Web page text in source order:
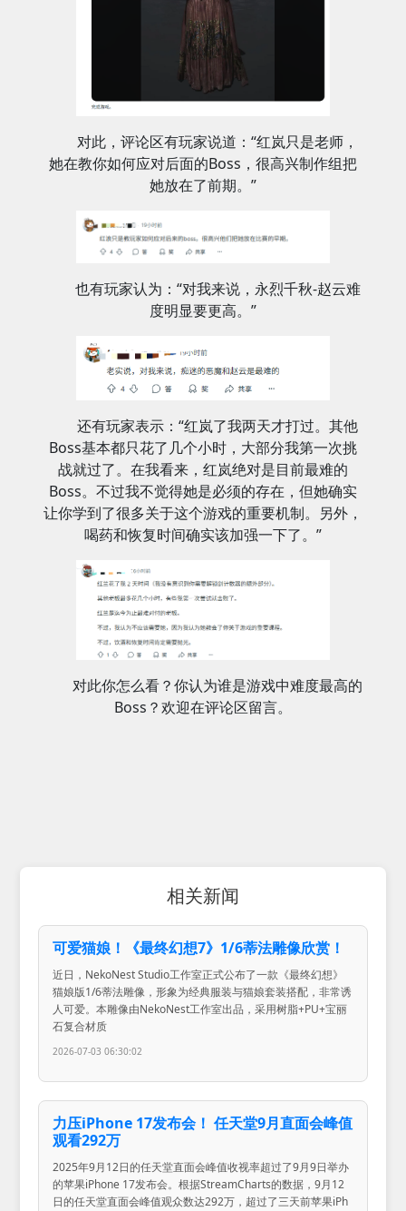
对此，评论区有玩家说道：“红岚只是老师，
她在教你如何应对后面的Boss，很高兴制作组把
她放在了前期。”
也有玩家认为：“对我来说，永烈千秋-赵云难
度明显要更高。”
还有玩家表示：“红岚了我两天才打过。其他
Boss基本都只花了几个小时，大部分我第一次挑
战就过了。在我看来，红岚绝对是目前最难的
Boss。不过我不觉得她是必须的存在，但她确实
让你学到了很多关于这个游戏的重要机制。另外，
喝药和恢复时间确实该加强一下了。”
对此你怎么看？你认为谁是游戏中难度最高的
Boss？欢迎在评论区留言。
相关新闻
可爱猫娘！《最终幻想7》1/6蒂法雕像欣赏！
近日，NekoNest Studio工作室正式公布了一款《最终幻想》
猫娘版1/6蒂法雕像，形象为经典服装与猫娘套装搭配，非常诱
人可爱。本雕像由NekoNest工作室出品，采用树脂+PU+宝丽
石复合材质
2026-07-03 06:30:02
力压iPhone 17发布会！ 任天堂9月直面会峰值
观看292万
2025年9月12日的任天堂直面会峰值收视率超过了9月9日举办
的苹果iPhone 17发布会。根据StreamCharts的数据，9月12
日的任天堂直面会峰值观众数达292万，超过了三天前苹果iPh